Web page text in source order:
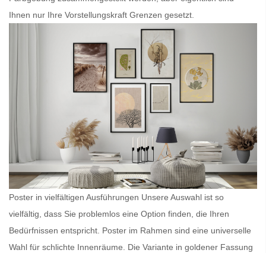
Ihnen nur Ihre Vorstellungskraft Grenzen gesetzt.
Poster in vielfältigen Ausführungen Unsere Auswahl ist so
vielfältig, dass Sie problemlos eine Option finden, die Ihren
Bedürfnissen entspricht. Poster im Rahmen sind eine universelle
Wahl für schlichte Innenräume. Die Variante in goldener Fassung